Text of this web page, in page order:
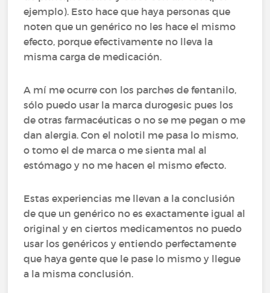
ejemplo). Esto hace que haya personas que
noten que un genérico no les hace el mismo
efecto, porque efectivamente no lleva la
misma carga de medicación.
A mí me ocurre con los parches de fentanilo,
sólo puedo usar la marca durogesic pues los
de otras farmacéuticas o no se me pegan o me
dan alergia. Con el nolotil me pasa lo mismo,
o tomo el de marca o me sienta mal al
estómago y no me hacen el mismo efecto.
Estas experiencias me llevan a la conclusión
de que un genérico no es exactamente igual al
original y en ciertos medicamentos no puedo
usar los genéricos y entiendo perfectamente
que haya gente que le pase lo mismo y llegue
a la misma conclusión.